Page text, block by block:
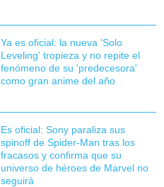
Ya es oficial: la nueva 'Solo
Leveling' tropieza y no repite el
fenómeno de su 'predecesora'
como gran anime del año
Es oficial: Sony paraliza sus
spinoff de Spider-Man tras los
fracasos y confirma que su
universo de héroes de Marvel no
seguirá